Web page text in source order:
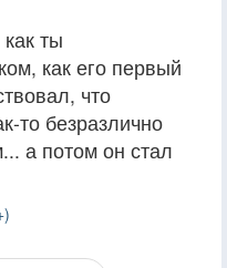
ты
как его первый
что
то безразлично
а потом он стал